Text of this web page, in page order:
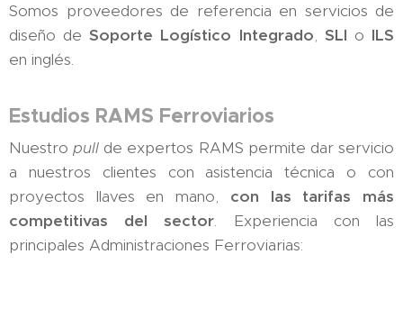
Somos proveedores de referencia en servicios de
diseño de Soporte Logístico Integrado, SLI o ILS
en inglés.
Estudios RAMS Ferroviarios
Nuestropull de expertos RAMS permite dar servicio
a nuestros clientes con asistencia técnica o con
proyectos llaves en mano, con las tarifas más
competitivas del sector. Experiencia con las
principales Administraciones Ferroviarias: